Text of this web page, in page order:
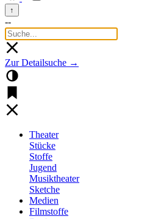
↑
--
Zur Detailsuche →
Theater
Stücke
Stoffe
Jugend
Musiktheater
Sketche
Medien
Filmstoffe